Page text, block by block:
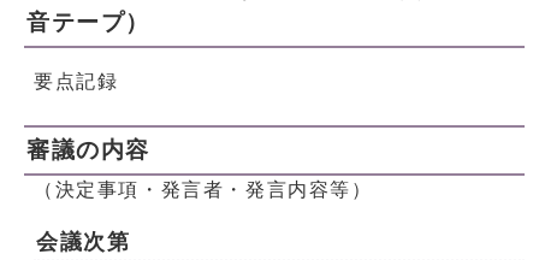
音テープ）
要点記録
審議の内容
（決定事項・発言者・発言内容等）
会議次第